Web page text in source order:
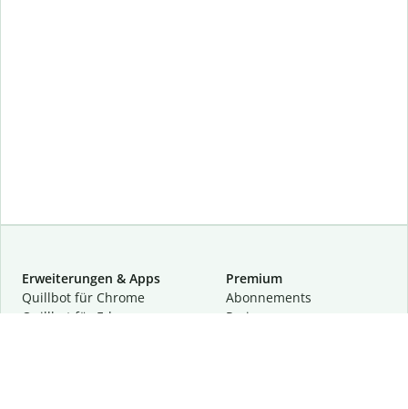
Erweiterungen & Apps
Quillbot für Chrome
Quillbot für Edge
Premium
Abon­ne­ments
Preise